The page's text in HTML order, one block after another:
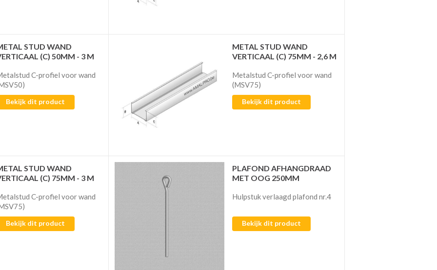
STUD WAND
(C) 50MM - 3 M
C-profiel voor wand
Bekijk dit product
METAL STUD WAND
VERTICAAL (C) 75MM - 2,6 M
Metalstud C-profiel voor wand
(MSV75)
Bekijk dit product
STUD WAND
(C) 75MM - 3 M
C-profiel voor wand
Bekijk dit product
PLAFOND AFHANGDRAAD
MET OOG 250MM
Hulpstuk verlaagd plafond nr.4
Bekijk dit product